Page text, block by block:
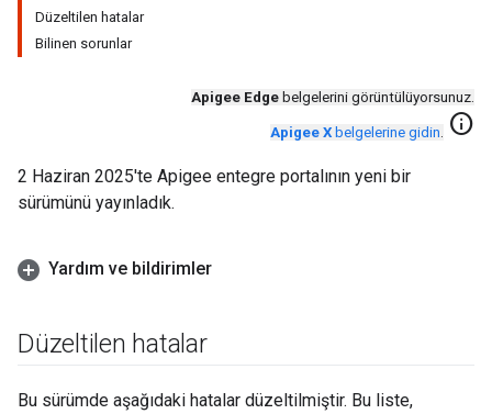
Düzeltilen hatalar
Bilinen sorunlar
Apigee Edge belgelerini görüntülüyorsunuz.
Apigee X belgelerine gidin. info
2 Haziran 2025'te Apigee entegre portalının yeni bir
sürümünü yayınladık.
Yardım ve bildirimler
Düzeltilen hatalar
Bu sürümde aşağıdaki hatalar düzeltilmiştir. Bu liste,